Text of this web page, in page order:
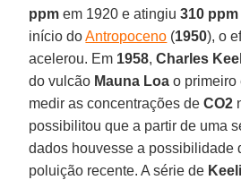
ppm em 1920 e atingiu310 ppm
início doAntropoceno (1950), o
acelerou. Em 1958,Charles
do vulcão Mauna Loa o primeiro
medir as concentrações deCO2
possibilitou que a partir de uma
dados houvesse a possibilidade
poluição recente. A série de